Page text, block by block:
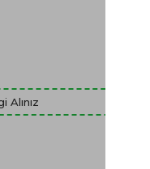
Alınız